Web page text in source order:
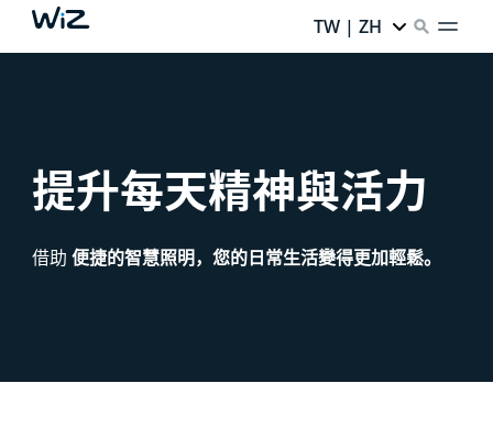
TW | ZH
提升每天精神與活力
借助 便捷的智慧照明，您的日常生活變得更加輕鬆。